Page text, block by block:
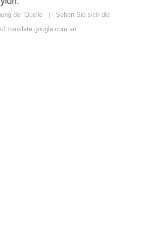
der Quelle | Sehen Sie sich die
translate.google.com an